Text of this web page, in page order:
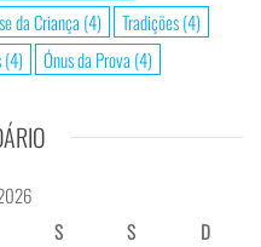
da Criança (4) Tradições(4)
(4) Ónus da Prova (4)
S S
D